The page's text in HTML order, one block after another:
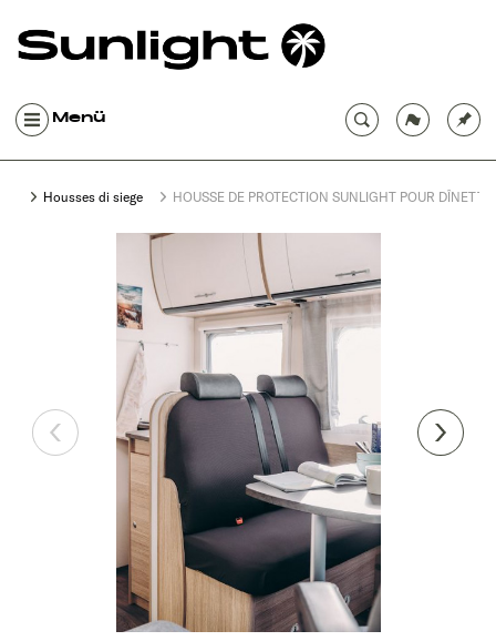
Menü
Housses di siege HOUSSE DE PROTECTION SUNLIGHT POUR DÎNETTE